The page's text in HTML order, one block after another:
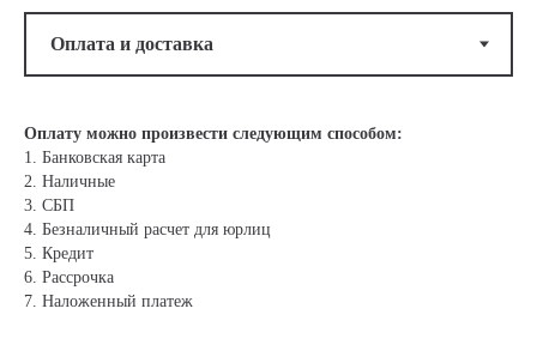
Оплату можно произвести следующим способом:
1. Банковская карта
2. Наличные
3. СБП
4. Безналичный расчет для юрлиц
5. Кредит
6. Рассрочка
7. Наложенный платеж